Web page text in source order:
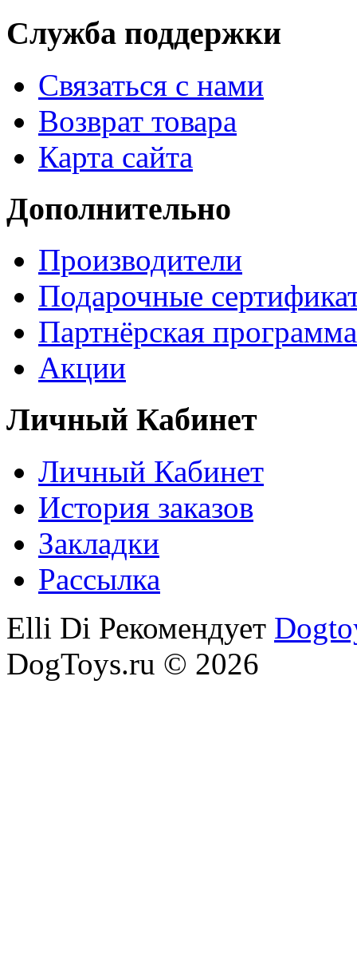
Служба поддержки
Связаться с нами
Возврат товара
Карта сайта
Дополнительно
Производители
Подарочные
Партнёрская программа
Акции
Личный Кабинет
Личный Кабинет
История заказов
Закладки
Рассылка
Elli Di Рекомендует
DogToys.ru © 2026